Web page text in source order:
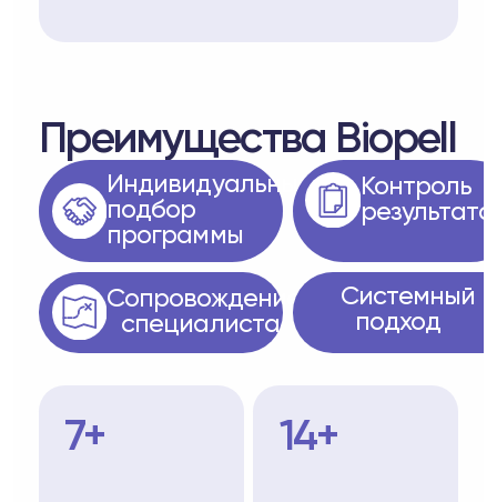
Преимущества Biopell
Индивидуальный
подбор
программы
Контроль
результата
Сопровождение
специалиста
Системный
подход
7+ 14+